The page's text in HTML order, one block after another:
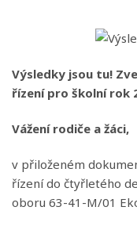
Výsledky jsou tu!
řízení pro školní rok
Vážení rodiče a žáci,
v přiloženém
řízení do čtyřletého
oboru 63-41-M/01